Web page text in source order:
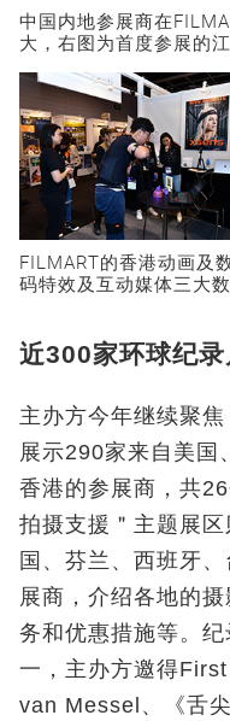
中国内地参展商在
大，右图为首度参展的
FILMART的香港动画及
码特效及互动媒体三大
近300家环球纪
主办方今年继续聚焦
展示290家来自美国
香港的参展商，共
拍摄支援＂主题展
国、芬兰、西班牙
展商，介绍各地的
务和优惠措施等。
一，主办方邀得
van Messel、《舌